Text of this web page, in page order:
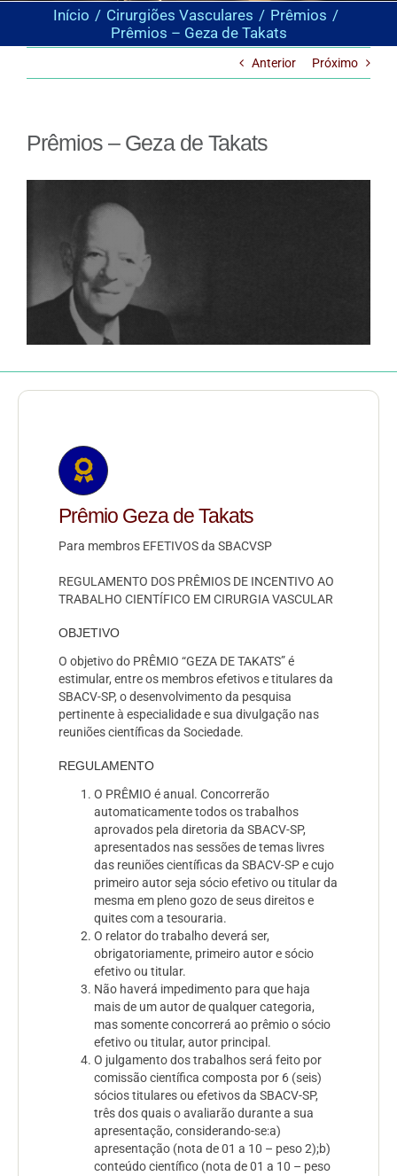
Início Cirurgiões Vasculares
Prêmios
Prêmios – Geza de Takats
Anterior Próximo
Prêmios – Geza de Takats
Prêmio Geza de Takats
Para membros EFETIVOS da SBACVSP
REGULAMENTO DOS PRÊMIOS DE INCENTIVO AO
TRABALHO CIENTÍFICO EM CIRURGIA VASCULAR
OBJETIVO
O objetivo do PRÊMIO “GEZA DE TAKATS” é
estimular, entre os membros efetivos e titulares da
SBACV-SP, o desenvolvimento da pesquisa
pertinente à especialidade e sua divulgação nas
reuniões científicas da Sociedade.
REGULAMENTO
O PRÊMIO é anual. Concorrerão
automaticamente todos os trabalhos
aprovados pela diretoria da SBACV-SP,
apresentados nas sessões de temas livres
das reuniões científicas da SBACV-SP e cujo
primeiro autor seja sócioefetivoou titularda
mesma em pleno gozo de seus direitos e
quites com a tesouraria.
O relator do trabalho deverá ser,
obrigatoriamente, primeiro autor e sócio
efetivoou titular.
Não haverá impedimento para que haja
mais de um autor de qualquer categoria,
mas somente concorrerá ao prêmio o sócio
efetivo ou titular, autor principal.
O julgamento dos trabalhos será feito por
comissão científica composta por 6 (seis)
sócios titulares ou efetivos da SBACV-SP,
três dos quais o avaliarão durante a sua
apresentação, considerando-se:a)
apresentação (nota de 01 a 10 – peso 2);b)
conteúdo científico (nota de 01 a 10 – peso